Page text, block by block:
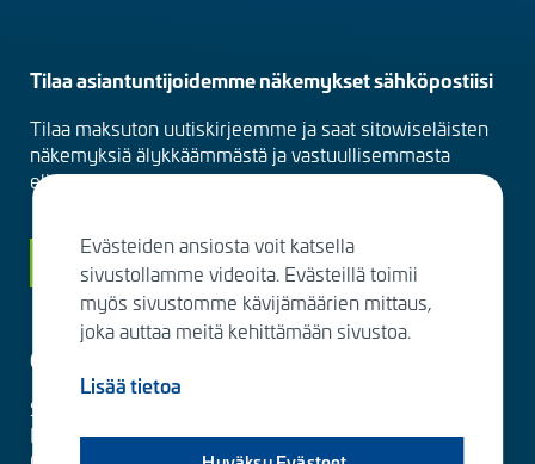
Tilaa asiantuntijoidemme näkemykset sähköpostiisi
Tilaa maksuton uutiskirjeemme ja saat sitowiseläisten
näkemyksiä älykkäämmästä ja vastuullisemmasta
elinympäristöstä suoraan sähköpostiisi kuukausittain.
Siirry tilaamaan
Ota yhteyttä
Sitowise Group Oyj
Linnoitustie 6 D
Evästeiden ansiosta voit katsella
sivustollamme videoita. Evästeillä toimii
myös sivustomme kävijämäärien mittaus,
joka auttaa meitä kehittämään sivustoa.
Lisää tietoa